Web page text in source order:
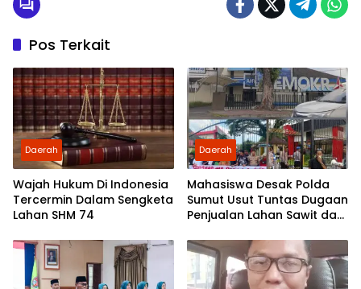
Pos Terkait
Daerah
Wajah Hukum Di Indonesia
Tercermin Dalam Sengketa
Lahan SHM 74
Daerah
Mahasiswa Desak Polda
Sumut Usut Tuntas Dugaan
Penjualan Lahan Sawit dan
Partai Demokrat Sumut